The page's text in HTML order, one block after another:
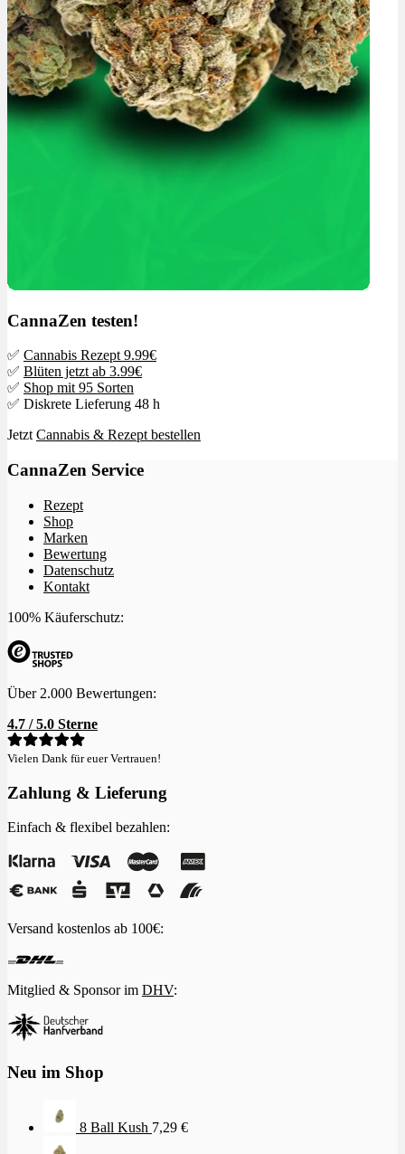
CannaZen testen!
✅ Cannabis Rezept 9.99€
✅ Blüten jetzt ab 3.99€
✅ Shop mit 95 Sorten
✅ Diskrete Lieferung 48 h
JetztCannabis & Rezept bestellen
CannaZen Service
Rezept
Shop
Marken
Bewertung
Datenschutz
Kontakt
100% Käuferschutz:
Über 2.000 Bewertungen:
4.7 / 5.0 Sterne
Vielen Dank für euer Vertrauen!
Zahlung & Lieferung
Einfach & flexibel bezahlen:
Versand kostenlos ab 100€:
Mitglied & Sponsor im DHV:
Neu im Shop
8 Ball Kush 7,29 €